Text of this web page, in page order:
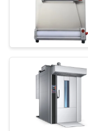
QUALITÉ
NOUVELLES
DEMANDEZ
UN DEVIS